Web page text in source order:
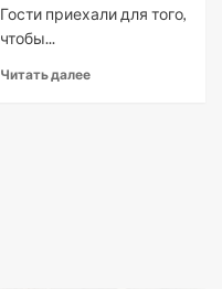
Гости приехали для того,
чтобы...
Читать далее